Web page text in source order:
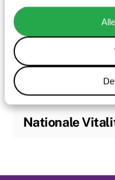
Nationale